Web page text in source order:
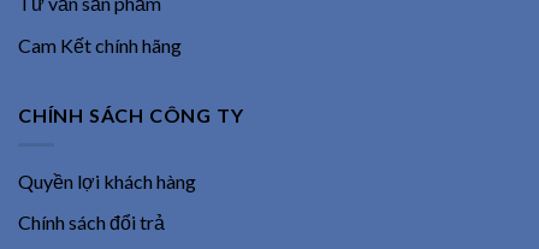
Cam Kết chính hãng
CHÍNH SÁCH CÔNG TY
Quyền lợi khách hàng
Chính sách đổi trả